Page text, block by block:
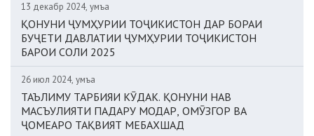
13 декабр 2024, Ҷумъа
ҚОНУНИ ҶУМҲУРИИ ТОҶИКИСТОН ДАР БОРАИ
БУҶЕТИ ДАВЛАТИИ ҶУМҲУРИИ ТОҶИКИСТОН
БАРОИ СОЛИ 2025
26 июл 2024, Ҷумъа
ТАЪЛИМУ ТАРБИЯИ КӮДАК. ҚОНУНИ НАВ
МАСЪУЛИЯТИ ПАДАРУ МОДАР, ОМӮЗГОР ВА
ҶОМЕАРО ТАҚВИЯТ МЕБАХШАД